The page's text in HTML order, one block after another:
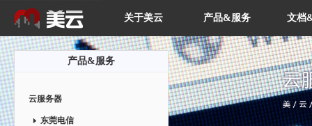
关于美云 产品&服务 文档
产品&服务
云服务器
东莞电信